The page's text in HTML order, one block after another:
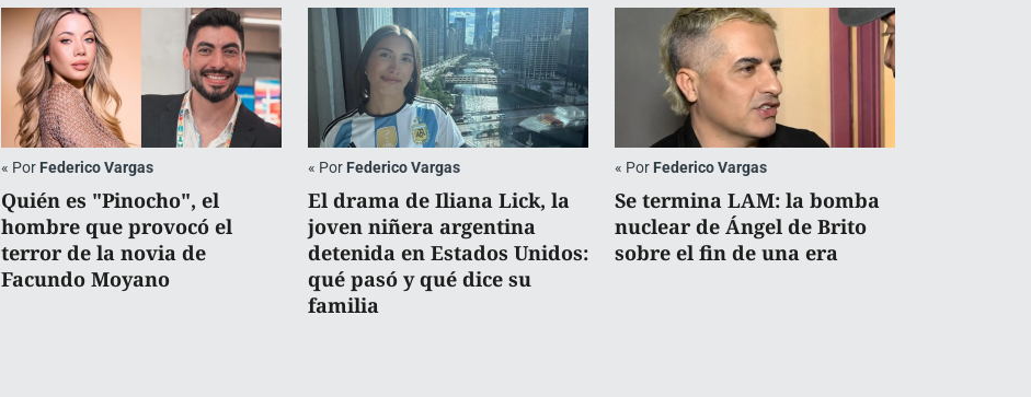
« Por Federico Vargas
Quién es "Pinocho", el
hombre que provocó el
terror de la novia de
Facundo Moyano
« Por Federico Vargas
El drama de Iliana Lick, la
joven niñera argentina
detenida en Estados Unidos:
qué pasó y qué dice su
familia
« Por Federico Vargas
Se termina LAM: la bomba
nuclear de Ángel de Brito
sobre el fin de una era